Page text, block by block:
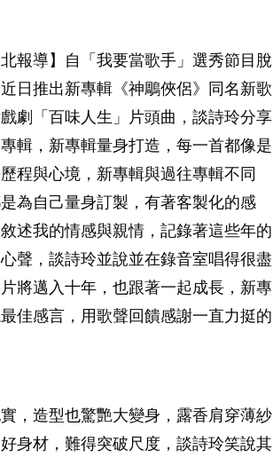
北報導】自「我要當歌手」選秀節目脫
日推出新專輯《神鵰俠侶》同名新歌
劇「百味人生」片頭曲，談詩玲分享
輯，新專輯量身打造，每一首都像是
程與心境，新專輯與過往專輯不同
為自己量身訂製，有著客製化的感
述我的情感與親情，記錄著這些年的
聲，談詩玲並說並在錄音室唱得很盡
將邁入十年，也跟著一起成長，新專
佳感言，用歌聲回饋感謝一直力挺的
，造型也驚艷大變身，露香肩穿薄紗
身材，難得突破尺度，談詩玲笑說其